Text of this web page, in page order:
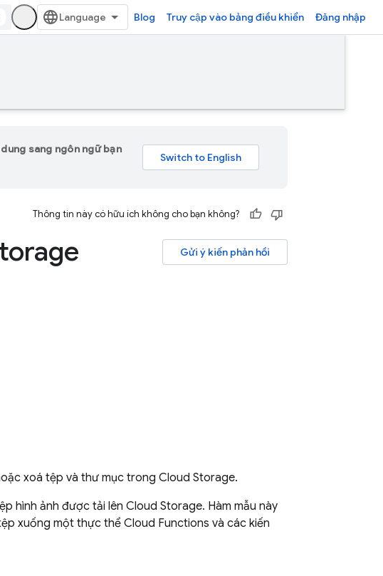
Blog Truy cập vào bảng điều khiển Đăng nhập
sang ngôn ngữ bạn
Thông tin này có hữu ích không cho bạn không?
Gửi ý kiến phản hồi
xoá tệp và thư mục trong Cloud Storage.
hình ảnh được tải lên Cloud Storage. Hàm mẫu này
xuống một thực thể Cloud Functions và các kiến